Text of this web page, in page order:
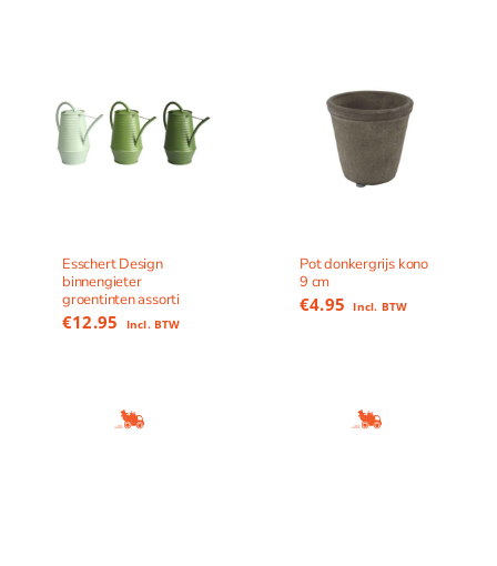
Esschert Design
binnengieter
groentinten assorti
€12.95 Incl. BTW
Pot donkergrijs kono
9 cm
€4.95 Incl. BTW